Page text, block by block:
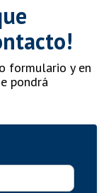
formulario y en
pondrá